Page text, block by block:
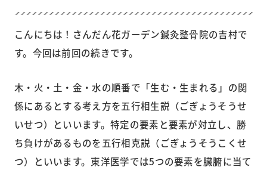
こんにちは！さんだん花ガーデン鍼灸整骨院の吉村で
す。今回は前回の続きです。
木・火・土・金・水の順番で「生む・生まれる」の関
係にあるとする考え方を五行相生説（ごぎょうそうせ
いせつ）といいます。特定の要素と要素が対立し、勝
ち負けがあるものを五行相克説（ごぎょうそうこくせ
つ）といいます。東洋医学では5つの要素を臓腑に当て